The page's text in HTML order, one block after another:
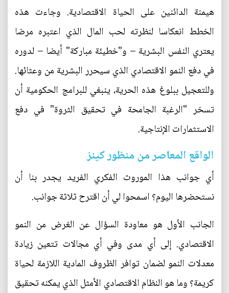
هيمنة الدائنين على الحياة الاقتصادية. وجاءت هذه
الخطط انعكاسا لنظرته لحب المال الذي اعتبره مرضا
يعتري النفس البشرية – و"خطيئة مباركة" أيضا – لدوره
في دفع النمو الاقتصادي الذي سيحرر البشرية من وعثائها.
وللتعجيل ببلوغ هذه الحرية، ينبغي للبرامج الحكومية أن
تسخر "الرغبة الجامحة في تحقيق الثروة" في دفع
الاستثمارات الإنتاجية.
الواقع المعاصر من منظور كينز
أي جوانب هذا الموروث الفكري الفريد يجدر بنا أن
نستحضرها اليوم؟ اسمحوا لي أن اقترح ثلاثة جوانب.
الجانب الأول هو معاودة السؤال عن الغرض من النمو
الاقتصادي. إلى أي مدى وفي أي مجالات تتعين زيادة
معدلات النمو لضمان توافر الظروف المادية اللازمة لحياة
كريمة؟ وما هو النظام الاقتصادي الأمثل الذي يمكنه تحقيق